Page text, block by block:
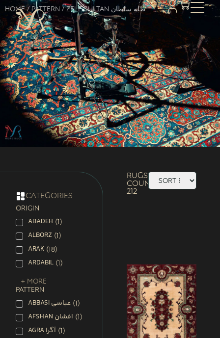
Home / Pattern / Zele Sultan ظله سلطان
categories
ORIGIN
ABADEH (1)
ALBORZ (1)
ARAK (18)
ARDABIL (1)
+ More
PATTERN
ABBASI عباسی (1)
AFSHAN افشان (1)
AGRA آگرا (1)
Rugs
Count:
212